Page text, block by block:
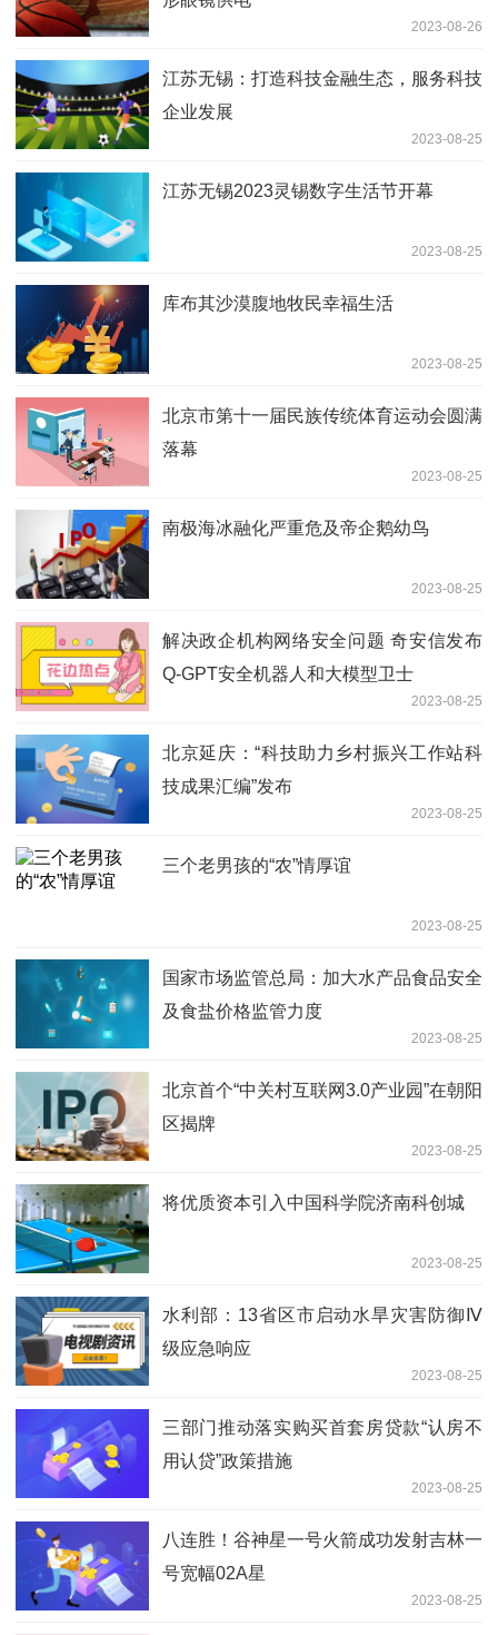
2023-08-26
江苏无锡：打造科技金融生态，服务科技
企业发展
2023-08-25
江苏无锡2023灵锡数字生活节开幕
2023-08-25
库布其沙漠腹地牧民幸福生活
2023-08-25
北京市第十一届民族传统体育运动会圆满
落幕
2023-08-25
南极海冰融化严重危及帝企鹅幼鸟
2023-08-25
解决政企机构网络安全问题 奇安信发布
Q-GPT安全机器人和大模型卫士
2023-08-25
北京延庆：“科技助力乡村振兴工作站科
技成果汇编”发布
2023-08-25
三个老男孩的“农”情厚谊
2023-08-25
国家市场监管总局：加大水产品食品安全
及食盐价格监管力度
2023-08-25
北京首个“中关村互联网3.0产业园”在朝阳
区揭牌
2023-08-25
将优质资本引入中国科学院济南科创城
2023-08-25
水利部：13省区市启动水旱灾害防御Ⅳ
级应急响应
2023-08-25
三部门推动落实购买首套房贷款“认房不
用认贷”政策措施
2023-08-25
八连胜！谷神星一号火箭成功发射吉林一
号宽幅02A星
2023-08-25